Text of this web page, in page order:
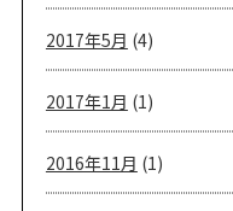
2017年5月 (4)
2017年1月 (1)
2016年11月 (1)